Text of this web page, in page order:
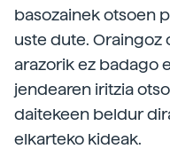
basozainek otsoen
uste dute. Oraingoz
arazorik ez badago
jendearen iritzia
daitekeen beldur
elkarteko kideak.